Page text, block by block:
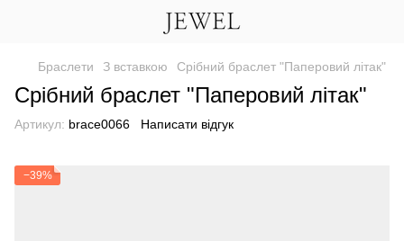
Браслети З вставкою Срібний браслет "Паперовий літак"
Срібний браслет "Паперовий літак"
Артикул: brace0066 Написати відгук
−39%